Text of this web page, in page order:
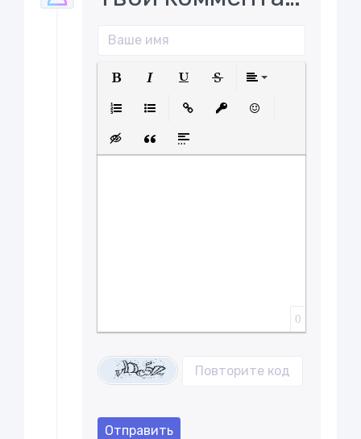
Вставка скрытого текста
Вставка цитаты
Вставка спойлера
0
Отправить